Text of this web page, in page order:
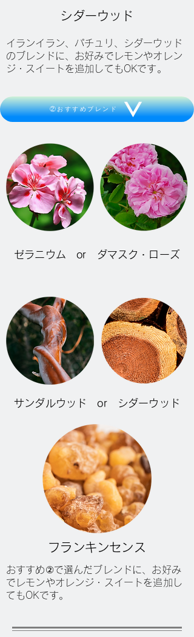
シダーウッド
イランイラン、パチュリ、シダーウッド
のブレンドに、お好みでレモンやオレン
ジ・スイートを追加してもOKです。
②おすすめブレンド
ゼラニウム or ダマスク・ローズ
サンダルウッド or シダーウッド
フランキンセンス
おすすめ②で選んだブレンドに、 お好み
でレモンやオレンジ・スイートを追加し
てもOKです。